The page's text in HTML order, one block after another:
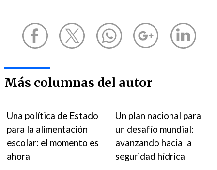
Más columnas del autor
Una política de Estado
para la alimentación
escolar: el momento es
ahora
Un plan nacional para
un desafío mundial:
avanzando hacia la
seguridad hídrica